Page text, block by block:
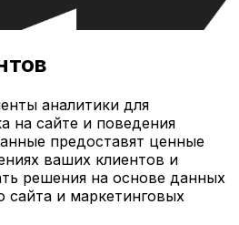
аналитики для
на сайте и поведения
предоставят ценные
ваших клиентов и
решения на основе данных
сайта и маркетинговых